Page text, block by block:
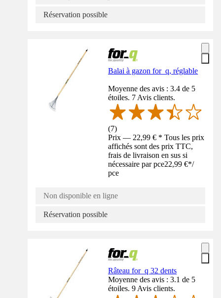
Réservation possible
Balai à gazon for_q, réglable
Moyenne des avis : 3.4 de 5
étoiles. 7 Avis clients.
(7)
Prix — 22,99 € * Tous les prix
affichés sont des prix TTC,
frais de livraison en sus si
nécessaire par pce22,99 €*/
pce
Non disponible en ligne
Réservation possible
Râteau for_q 32 dents
Moyenne des avis : 3.1 de 5
étoiles. 9 Avis clients.